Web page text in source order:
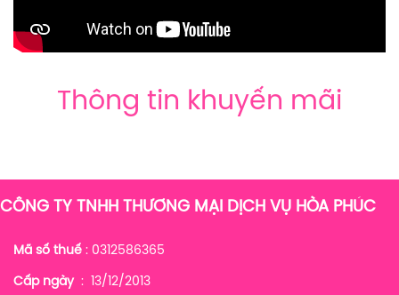
Thông tin khuyến mãi
CÔNG TY TNHH THƯƠNG MẠI DỊCH VỤ HÒA PHÚC
Mã số thuế : 0312586365
Cấp ngày: 13/12/2013